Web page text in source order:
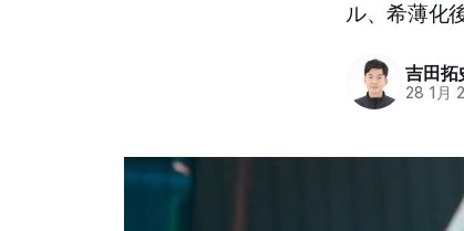
ル、希薄化
吉田拓
28 1月